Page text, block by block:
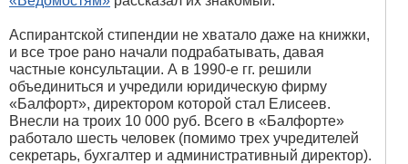
Аспирантской стипендии не хватало даже на книжки,
и все трое рано начали подрабатывать, давая
частные консультации. А в 1990-е гг. решили
объединиться и учредили юридическую фирму
«Балфорт», директором которой стал Елисеев.
Внесли на троих 10 000 руб. Всего в «Балфорте»
работало шесть человек (помимо трех учредителей
секретарь, бухгалтер и административный директор).